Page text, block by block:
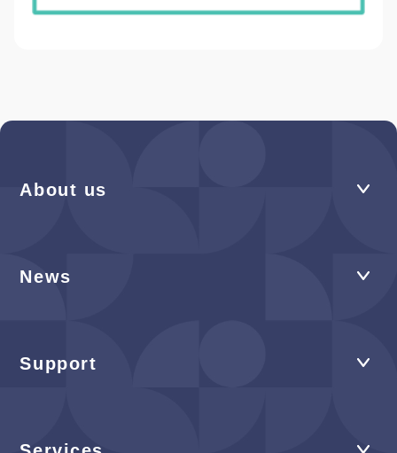
About us
News
Support